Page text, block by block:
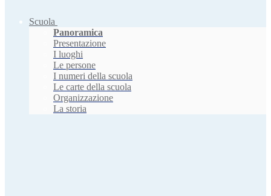
Scuola
Panoramica
Presentazione
I luoghi
Le persone
I numeri della scuola
Le carte della scuola
Organizzazione
La storia